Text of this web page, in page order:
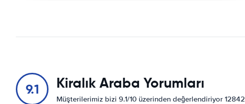
9.1 Kiralık Araba Yorumları
Müşterilerimiz bizi 9.1/10 üzerinden değerlendiriyor 12842